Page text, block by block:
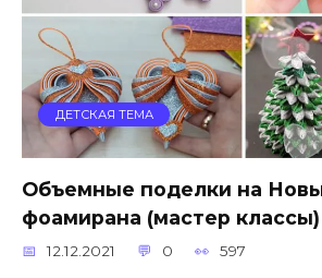
ДЕТСКАЯ ТЕМА
Объемные поделки на
фоамирана (мастер классы)
12.12.2021 0 597